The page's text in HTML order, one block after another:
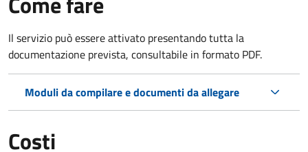
Il servizio può essere attivato presentando tutta la
documentazione prevista, consultabile in formato PDF.
Moduli da compilare e documenti da allegare
Costi